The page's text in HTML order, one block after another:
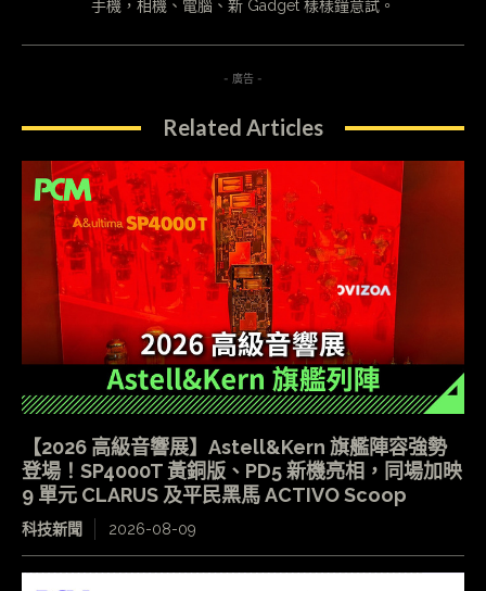
手機，相機、電腦、新 Gadget 樣樣鐘意試。
- 廣告 -
Related Articles
【2026 高級音響展】Astell&Kern 旗艦陣容強勢
登場！SP4000T 黃銅版、PD5 新機亮相，同場加映
9 單元 CLARUS 及平民黑馬 ACTIVO Scoop
科技新聞 2026-08-09